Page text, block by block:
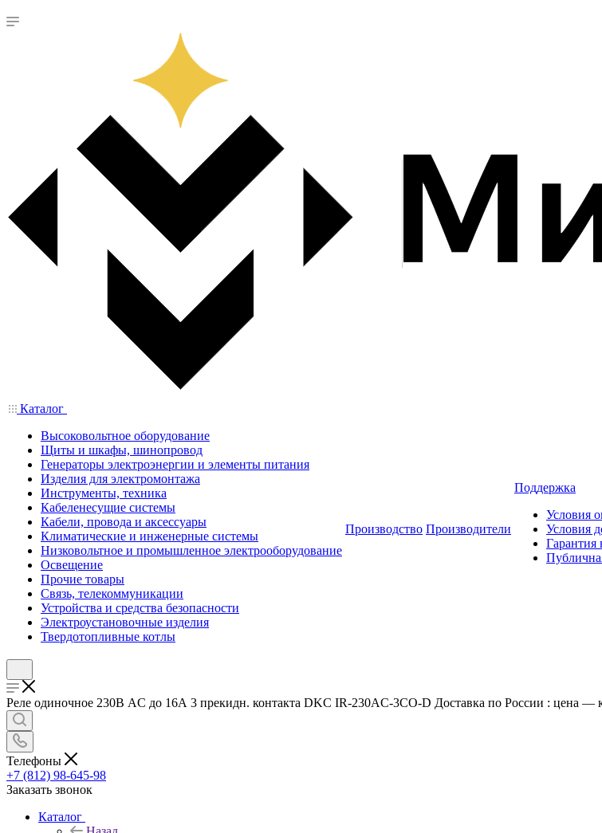
Каталог
Высоковольтное оборудование
Щиты и шкафы, шинопровод
Генераторы электроэнергии и элементы питания
Изделия для электромонтажа
Инструменты, техника
Кабеленесущие системы
Кабели, провода и аксессуары
Климатические и инженерные системы
Низковольтное и промышленное электрооборудование
Освещение
Прочие товары
Связь, телекоммуникации
Устройства и средства безопасности
Электроустановочные изделия
Твердотопливные котлы
Производство Производители
Поддержка
Условия
Условия
Гарантия
Реле одиночное 230В AC до 16А 3 прекидн. контакта DKC IR-230AC-3CO-D Доставка по России : цена —
Телефоны
+7 (812) 98-645-98
Заказать звонок
Каталог